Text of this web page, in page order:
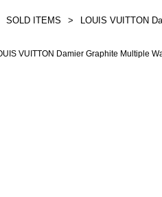
SOLD ITEMS LOUIS VUITTON